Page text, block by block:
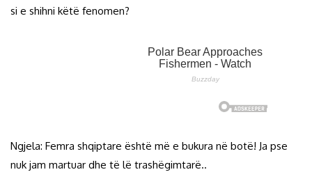
si e shihni këtë fenomen?
Ngjela: Femra shqiptare është më e bukura në botë! Ja pse
nuk jam martuar dhe të lë trashëgimtarë..